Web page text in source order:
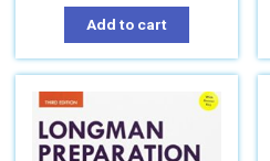
Add to cart